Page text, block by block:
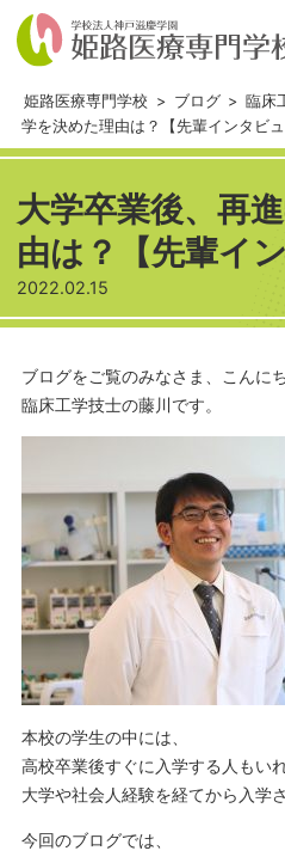
姫路医療専門学校 > ブログ > 臨床
学を決めた理由は？【先輩インタビュ
大学卒業後、再
由は？【先輩イ
2022.02.15
ブログをご覧のみなさま、こんにち
臨床工学技士の藤川です。
本校の学生の中には、
高校卒業後すぐに入学する人もい
大学や社会人経験を経てから入学
今回のブログでは、